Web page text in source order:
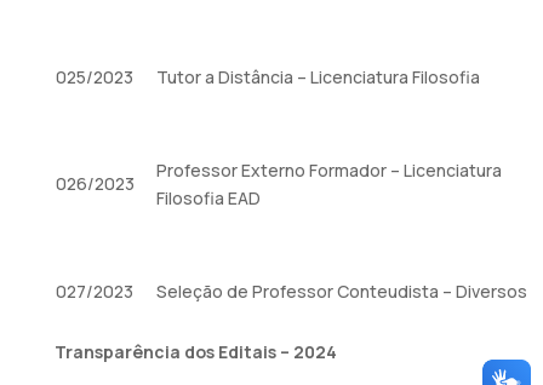
025/2023 Tutor a Distância – Licenciatura Filosofia
026/2023
Professor Externo Formador – Licenciatura
Filosofia EAD
027/2023 Seleção de Professor Conteudista – Diversos
Transparência dos Editais – 2024